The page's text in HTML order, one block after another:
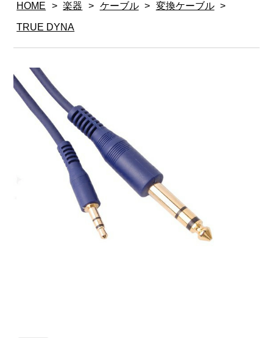
HOME > 楽器 > ケーブル > 変換ケーブル >
TRUE DYNA